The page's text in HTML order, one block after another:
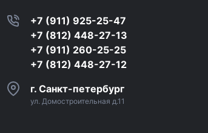
+7 (911) 925-25-47
+7 (812) 448-27-13
+7 (911) 260-25-25
+7 (812) 448-27-12
г. Санкт-петербург
ул. Домостроительная д.11